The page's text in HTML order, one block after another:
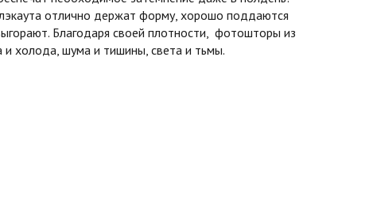
отлично держат форму, хорошо поддаются
Благодаря своей плотности, фотошторы из
холода, шума и тишины, света и тьмы.